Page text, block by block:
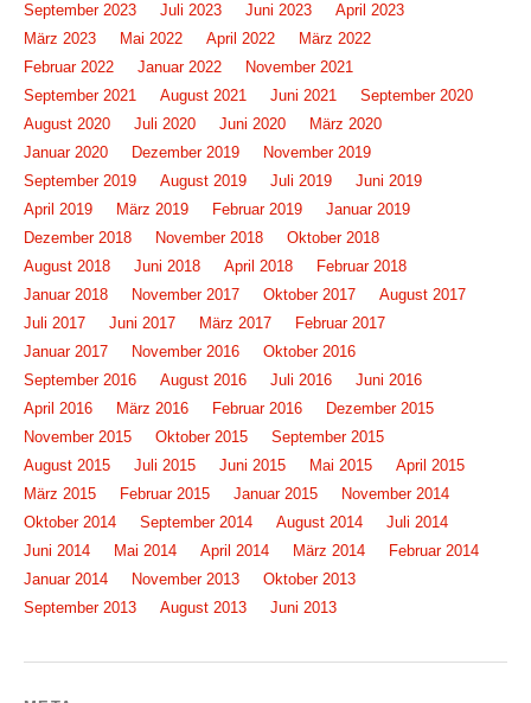
September 2023
Juli 2023 Juni 2023
April 2023
März 2023
Mai 2022 April 2022
März 2022
Februar 2022
Januar 2022
November 2021
September 2021
August 2021 Juni 2021
September 2020
August 2020
Juli 2020 Juni 2020
März 2020
Januar 2020
Dezember 2019
November 2019
September 2019
August 2019 Juli 2019
Juni 2019
April 2019
März 2019 Februar 2019
Januar 2019
Dezember 2018
November 2018
Oktober 2018
August 2018
Juni 2018 April 2018
Februar 2018
Januar 2018
November 2017 Oktober 2017
August 2017
Juli 2017
Juni 2017 März 2017
Februar 2017
Januar 2017
November 2016
Oktober 2016
September 2016
August 2016 Juli 2016
Juni 2016
April 2016
März 2016 Februar 2016
Dezember 2015
November 2015
Oktober 2015
September 2015
August 2015
Juli 2015 Juni 2015 Mai 2015
April 2015
März 2015
Februar 2015 Januar 2015
November 2014
Oktober 2014
September 2014 August 2014
Juli 2014
Juni 2014
Mai 2014 April 2014 März 2014
Februar 2014
Januar 2014
November 2013
Oktober 2013
September 2013
August 2013 Juni 2013